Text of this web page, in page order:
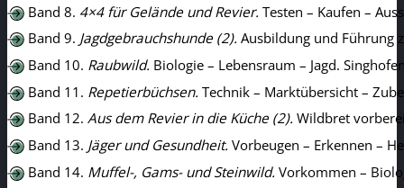
Band 8. 4×4 für Gelände und Revier. Testen – Kaufen –
Band 9. Jagdgebrauchshunde (2). Ausbildung und Führung
Band 10. Raubwild. Biologie – Lebensraum – Jagd.
Band 11. Repetierbüchsen. Technik – Marktübersicht –
Band 12. Aus dem Revier in die Küche (2). Wildbret
Band 13. Jäger und Gesundheit. Vorbeugen – Erkennen –
Band 14. Muffel-, Gams- und Steinwild. Vorkommen –